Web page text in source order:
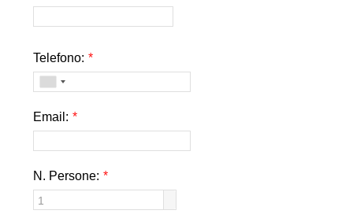
Telefono: *
Email: *
N. Persone: *